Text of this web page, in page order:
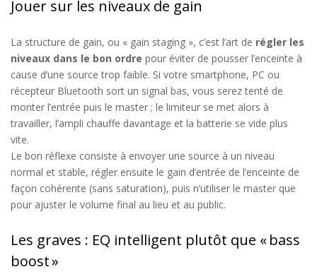
Jouer sur les niveaux de gain
La structure de gain, ou « gain staging », c’est l’art de régler les
niveaux dans le bon ordre pour éviter de pousser l’enceinte à
cause d’une source trop faible. Si votre smartphone, PC ou
récepteur Bluetooth sort un signal bas, vous serez tenté de
monter l’entrée puis le master ; le limiteur se met alors à
travailler, l’ampli chauffe davantage et la batterie se vide plus
vite.
Le bon réflexe consiste à envoyer une source à un niveau
normal et stable, régler ensuite le gain d’entrée de l’enceinte de
façon cohérente (sans saturation), puis n’utiliser le master que
pour ajuster le volume final au lieu et au public.
Les graves : EQ intelligent plutôt que « bass
boost »